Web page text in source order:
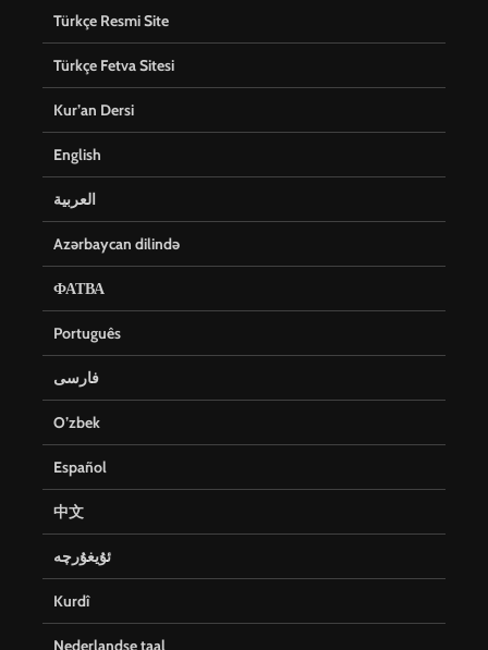
Türkçe Resmi Site
Türkçe Fetva Sitesi
Kur’an Dersi
English
العربية
Azərbaycan dilində
ФАТВА
Português
فارسی
O’zbek
Español
中文
ئۇيغۇرچە
Kurdî
Nederlandse taal